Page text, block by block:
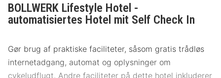
BOLLWERK Lifestyle Hotel -
automatisiertes Hotel mit Self Check In
Gør brug af praktiske faciliteter, såsom gratis trådløs
internetadgang, automat og oplysninger om
cykeludflugt. Andre faciliteter på dette hotel inkluderer